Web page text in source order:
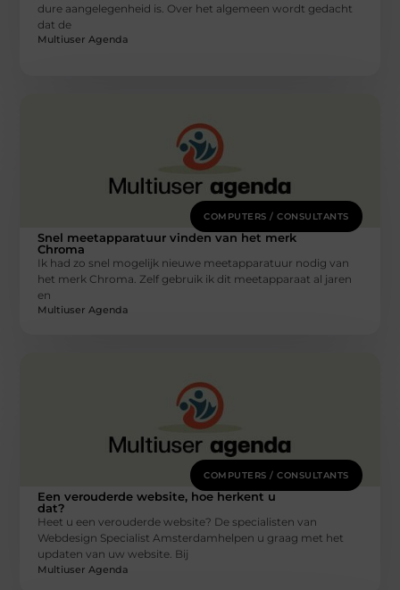
dure aangelegenheid is. Over het algemeen wordt gedacht
dat de
Multiuser Agenda
COMPUTERS / CONSULTANTS
Snel meetapparatuur vinden van het merk
Chroma
Ik had zo snel mogelijk nieuwe meetapparatuur nodig van
het merk Chroma. Zelf gebruik ik dit meetapparaat al jaren
en
Multiuser Agenda
COMPUTERS / CONSULTANTS
Een verouderde website, hoe herkent u
dat?
Heet u een verouderde website? De specialisten van
Webdesign Specialist Amsterdamhelpen u graag met het
updaten van uw website. Bij
Multiuser Agenda